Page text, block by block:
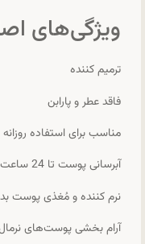
ویژگی‌های
ترمیم کننده
فاقد عطر و پارابن
مناسب برای استفاده روزانه
آبرسانی پوست تا 24 ساعت
نرم کننده و مُغذی پوست
آرام بخشی پوست‌های